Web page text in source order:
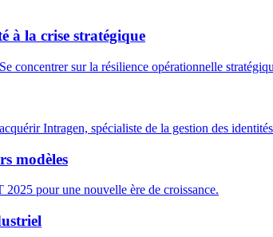
à la crise stratégique
concentrer sur la résilience opérationnelle
Intragen, spécialiste de la gestion des identités
modèles
pour une nouvelle ère de croissance.